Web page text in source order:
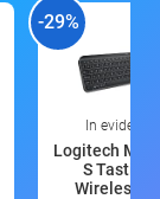
-29%
In evidenza
Logitech MX
S Tastiera
Wireless